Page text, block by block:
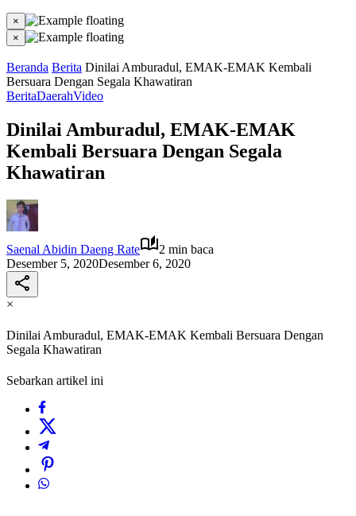
×
×
Beranda Berita Dinilai Amburadul, EMAK-EMAK Kembali
Bersuara Dengan Segala Khawatiran
BeritaDaerahVideo
Dinilai Amburadul, EMAK-EMAK
Kembali Bersuara Dengan Segala
Khawatiran
Saenal Abidin Daeng Rate
2 min baca
Desember 5, 2020Desember 6, 2020
×
Dinilai Amburadul, EMAK-EMAK Kembali Bersuara Dengan
Segala Khawatiran
Sebarkan artikel ini